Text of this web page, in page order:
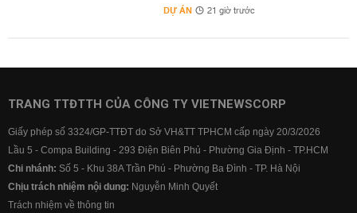
DỰ ÁN 21 giờ trước
TRANG TTĐTTH CỦA CÔNG TY VIETNEWSCORP
Giấy phép số 3324/GP-TTĐT do Sở VH&TT TPHCM cấp ngày 20/3/2026
Lầu 5 - Compa Building - 293 Điện Biên Phủ - Phường Gia Định - TP.HCM
Chi nhánh: Số 5 - Khu 38A Trần Phú - Phường Ba Đình - TP. Hà Nội
Chịu trách nhiệm nội dung: Nguyễn Minh Quyết
Trách nhiệm về thông tin